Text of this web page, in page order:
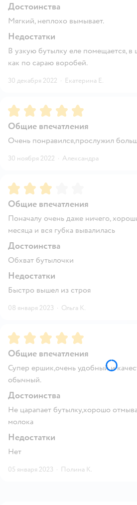
Достоинства
Мягкий, неплохо вымывает.
Недостатки
В узкую бутылку еле помещается,
как по сараю воробей.
30 декабря 2022 · Екатерина Е.
Рейтинг:5
Общие впечатления
Очень понравился,прослужил
30 ноября 2022 · Александра
Рейтинг:3
Общие впечатления
Поначалу очень даже ничего,
месяца и вся губка вывалилась
Достоинства
Обхват бутылочки
Недостатки
Быстро вышел из строя
08 января 2023 · Ольга К.
Рейтинг:5
Общие впечатления
Супер ершик,очень удобный и
обычный.
Достоинства
Не царапает бутылку,хорошо
молока
Недостатки
Нет
05 января 2023 · Полина К.